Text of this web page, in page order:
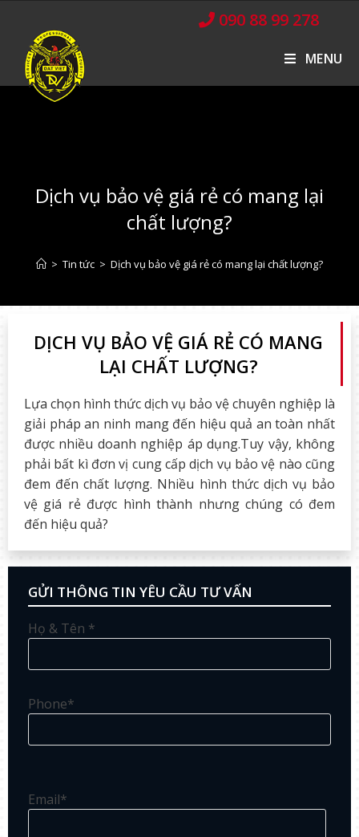
090 88 99 278
MENU
Dịch vụ bảo vệ giá rẻ có mang lại
chất lượng?
> Tin tức > Dịch vụ bảo vệ giá rẻ có mang lại chất lượng?
DỊCH VỤ BẢO VỆ GIÁ RẺ CÓ MANG
LẠI CHẤT LƯỢNG?
Lựa chọn hình thức dịch vụ bảo vệ chuyên nghiệp là
giải pháp an ninh mang đến hiệu quả an toàn nhất
được nhiều doanh nghiệp áp dụng.Tuy vậy, không
phải bất kì đơn vị cung cấp dịch vụ bảo vệ nào cũng
đem đến chất lượng. Nhiều hình thức dịch vụ bảo
vệ giá rẻ được hình thành nhưng chúng có đem
đến hiệu quả?
GỬI THÔNG TIN YÊU CẦU TƯ VẤN
Họ & Tên *
Phone*
Email*